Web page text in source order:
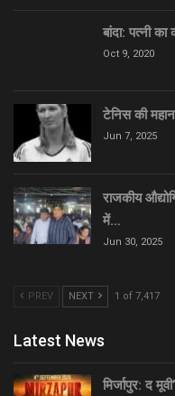
बांदा: पत्नी
Oct 9, 2020
टेनिस की
Jun 7, 2025
राजकीय
में…
Jun 30, 2025
PREV NEXT 1 of 7,417
Latest News
मिर्जापुर: द